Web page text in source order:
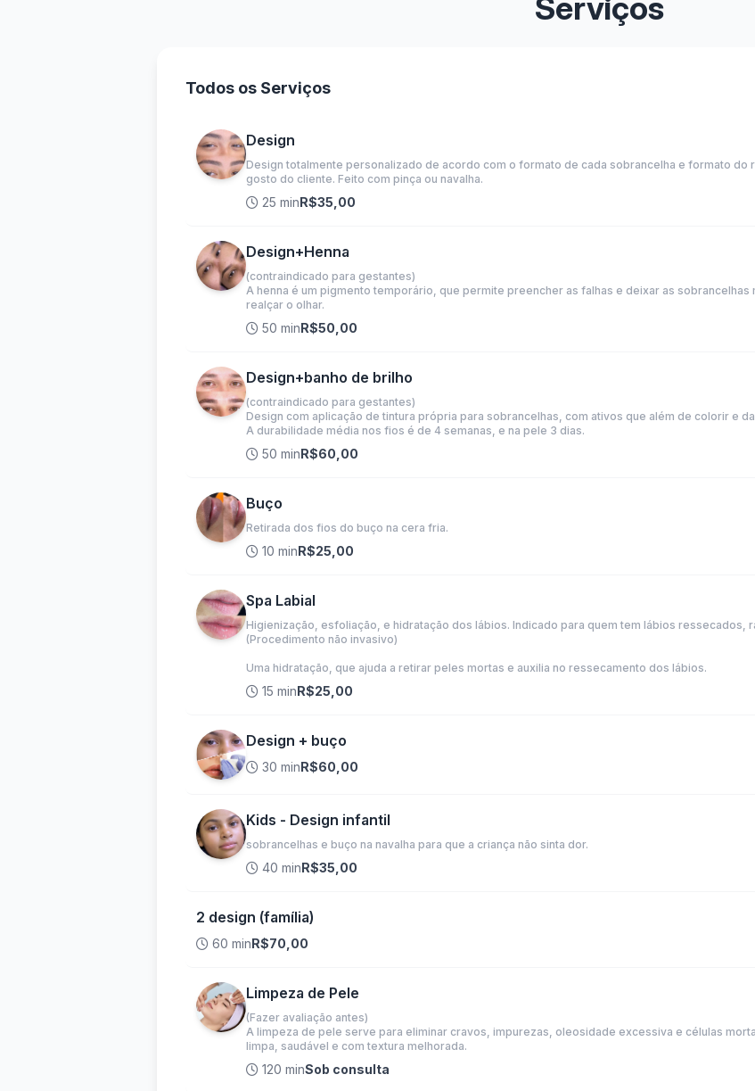
Serviços
Todos os Serviços
Design
Design totalmente personalizado de acordo com o formato de cada sobrancelha e formato
gosto do cliente. Feito com pinça ou navalha.
25 minR$35,00
Design+Henna
(contraindicado para gestantes)
A henna é um pigmento temporário, que permite preencher as falhas e deixar as sobrancelhas
realçar o olhar.
50 minR$50,00
Design+banho de brilho
(contraindicado para gestantes)
Design com aplicação de tintura própria para sobrancelhas, com ativos que além de colorir e
A durabilidade média nos fios é de 4 semanas, e na pele 3 dias.
50 minR$60,00
Buço
Retirada dos fios do buço na cera fria.
10 minR$25,00
Spa Labial
Higienização, esfoliação, e hidratação dos lábios. Indicado para quem tem lábios ressecados,
(Procedimento não invasivo)
Uma hidratação, que ajuda a retirar peles mortas e auxilia no ressecamento dos lábios.
15 minR$25,00
Design + buço
30 minR$60,00
Kids - Design infantil
sobrancelhas e buço na navalha para que a criança não sinta dor.
40 minR$35,00
2 design (família)
60 minR$70,00
Limpeza de Pele
(Fazer avaliação antes)
A limpeza de pele serve para eliminar cravos, impurezas, oleosidade excessiva e células
limpa, saudável e com textura melhorada.
120 minSob consulta